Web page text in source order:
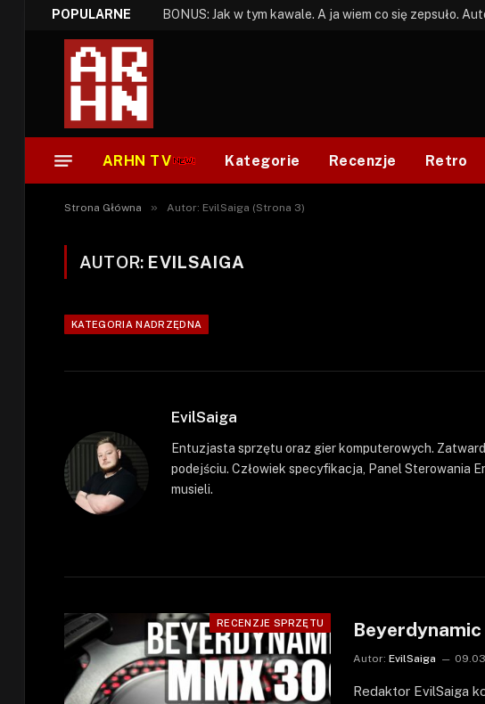
POPULARNE
ARHN TV Kategorie Recenzje Retro
Strona Główna » Autor: EvilSaiga (Strona 3)
AUTOR: EVILSAIGA
KATEGORIA NADRZĘDNA
EvilSaiga
Entuzjasta sprzętu oraz gier komputerowych.
podejściu. Człowiek specyfikacja, Panel Sterowania
musieli.
RECENZJE SPRZĘTU
Autor: EvilSaiga
Redaktor EvilSaiga